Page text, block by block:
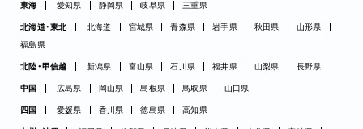
東海 愛知県 静岡県 岐阜県 三重県
北海道・東北 北海道 宮城県 青森県 岩手県 秋田県
山形県
福島県
北陸・甲信越 新潟県 富山県 石川県 福井県 山梨県 長野県
中国 広島県 岡山県 島根県 鳥取県 山口県
四国 愛媛県 香川県 徳島県 高知県